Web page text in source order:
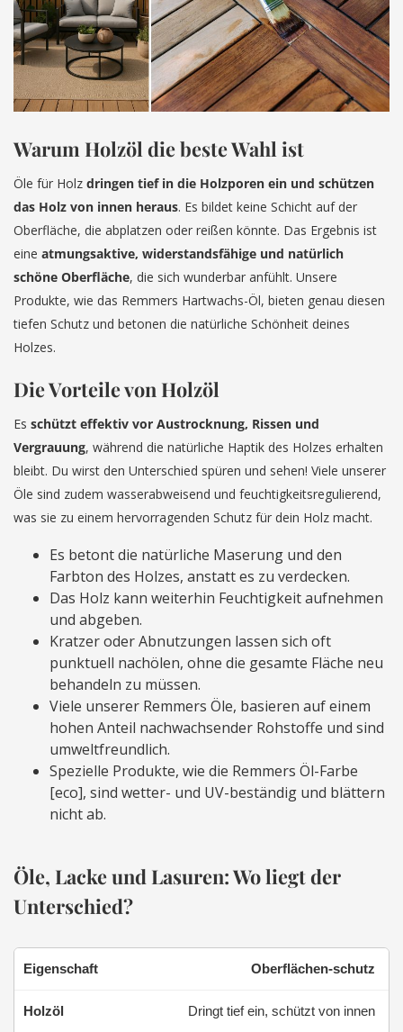
Warum Holzöl die beste Wahl ist
Öle für Holz dringen tief in die Holzporen ein und schützen
das Holz von innen heraus. Es bildet keine Schicht auf der
Oberfläche, die abplatzen oder reißen könnte. Das Ergebnis ist
eine atmungsaktive, widerstandsfähige und natürlich
schöne Oberfläche, die sich wunderbar anfühlt. Unsere
Produkte, wie das Remmers Hartwachs-Öl, bieten genau diesen
tiefen Schutz und betonen die natürliche Schönheit deines
Holzes.
Die Vorteile von Holzöl
Es schützt effektiv vor Austrocknung, Rissen und
Vergrauung, während die natürliche Haptik des Holzes erhalten
bleibt. Du wirst den Unterschied spüren und sehen! Viele unserer
Öle sind zudem wasserabweisend und feuchtigkeitsregulierend,
was sie zu einem hervorragenden Schutz für dein Holz macht.
Es betont die natürliche Maserung und den
Farbton des Holzes, anstatt es zu verdecken.
Das Holz kann weiterhin Feuchtigkeit aufnehmen
und abgeben.
Kratzer oder Abnutzungen lassen sich oft
punktuell nachölen, ohne die gesamte Fläche neu
behandeln zu müssen.
Viele unserer Remmers Öle, basieren auf einem
hohen Anteil nachwachsender Rohstoffe und sind
umweltfreundlich.
Spezielle Produkte, wie die Remmers Öl-Farbe
[eco], sind wetter- und UV-beständig und blättern
nicht ab.
Öle, Lacke und Lasuren: Wo liegt der
Unterschied?
Oberflächen-schutz
Dringt tief ein, schützt von innen